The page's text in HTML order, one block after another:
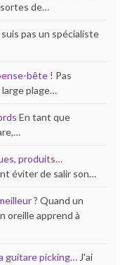
de…
suis pas un spécialiste
bête ! Pas
plage…
En tant que
produits…
éviter de salir son…
? Quand un
oreille apprend à
guitare picking… J'ai